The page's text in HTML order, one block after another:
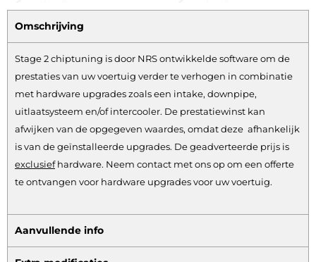
Omschrijving
Stage 2 chiptuning is door NRS ontwikkelde software om de
prestaties van uw voertuig verder te verhogen in combinatie
met hardware upgrades zoals een intake, downpipe,
uitlaatsysteem en/of intercooler. De prestatiewinst kan
afwijken van de opgegeven waardes, omdat deze afhankelijk
is van de geïnstalleerde upgrades. De geadverteerde prijs is
exclusiefhardware. Neem contact met ons op om een offerte
te ontvangen voor hardware upgrades voor uw voertuig.
Aanvullende info